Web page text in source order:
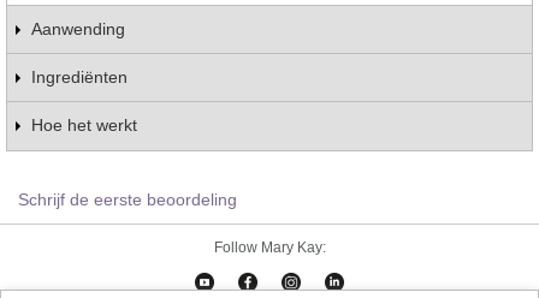
Aanwending
Ingrediënten
Hoe het werkt
Schrijf de eerste beoordeling
Follow Mary Kay: